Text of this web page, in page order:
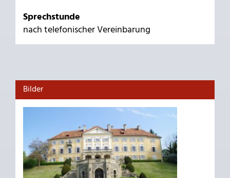
Sprechstunde
nach telefonischer Vereinbarung
Bilder